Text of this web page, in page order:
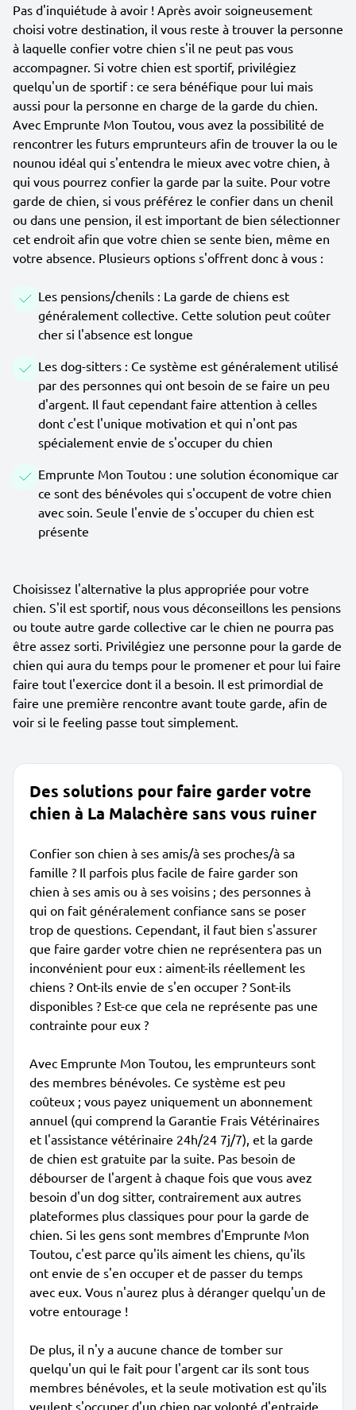
Pas d'inquiétude à avoir ! Après avoir soigneusement
choisi votre destination, il vous reste à trouver la personne
à laquelle confier votre chien s'il ne peut pas vous
accompagner. Si votre chien est sportif, privilégiez
quelqu'un de sportif : ce sera bénéfique pour lui mais
aussi pour la personne en charge de la garde du chien.
Avec Emprunte Mon Toutou, vous avez la possibilité de
rencontrer les futurs emprunteurs afin de trouver la ou le
nounou idéal qui s'entendra le mieux avec votre chien, à
qui vous pourrez confier la garde par la suite. Pour votre
garde de chien, si vous préférez le confier dans un chenil
ou dans une pension, il est important de bien sélectionner
cet endroit afin que votre chien se sente bien, même en
votre absence. Plusieurs options s'offrent donc à vous :
Les pensions/chenils : La garde de chiens est
généralement collective. Cette solution peut coûter
cher si l'absence est longue
Les dog-sitters : Ce système est généralement utilisé
par des personnes qui ont besoin de se faire un peu
d'argent. Il faut cependant faire attention à celles
dont c'est l'unique motivation et qui n'ont pas
spécialement envie de s'occuper du chien
Emprunte Mon Toutou : une solution économique car
ce sont des bénévoles qui s'occupent de votre chien
avec soin. Seule l'envie de s'occuper du chien est
présente
Choisissez l'alternative la plus appropriée pour votre
chien. S'il est sportif, nous vous déconseillons les pensions
ou toute autre garde collective car le chien ne pourra pas
être assez sorti. Privilégiez une personne pour la garde de
chien qui aura du temps pour le promener et pour lui faire
faire tout l'exercice dont il a besoin. Il est primordial de
faire une première rencontre avant toute garde, afin de
voir si le feeling passe tout simplement.
Des solutions pour faire garder votre
chien à La Malachère sans vous ruiner
Confier son chien à ses amis/à ses proches/à sa
famille ? Il parfois plus facile de faire garder son
chien à ses amis ou à ses voisins ; des personnes à
qui on fait généralement confiance sans se poser
trop de questions. Cependant, il faut bien s'assurer
que faire garder votre chien ne représentera pas un
inconvénient pour eux : aiment-ils réellement les
chiens ? Ont-ils envie de s'en occuper ? Sont-ils
disponibles ? Est-ce que cela ne représente pas une
contrainte pour eux ?
Avec Emprunte Mon Toutou, les emprunteurs sont
des membres bénévoles. Ce système est peu
coûteux ; vous payez uniquement un abonnement
annuel (qui comprend la Garantie Frais Vétérinaires
et l'assistance vétérinaire 24h/24 7j/7), et la garde
de chien est gratuite par la suite. Pas besoin de
débourser de l'argent à chaque fois que vous avez
besoin d'un dog sitter, contrairement aux autres
plateformes plus classiques pour pour la garde de
chien. Si les gens sont membres d'Emprunte Mon
Toutou, c'est parce qu'ils aiment les chiens, qu'ils
ont envie de s'en occuper et de passer du temps
avec eux. Vous n'aurez plus à déranger quelqu'un de
votre entourage !
De plus, il n'y a aucune chance de tomber sur
quelqu'un qui le fait pour l'argent car ils sont tous
membres bénévoles, et la seule motivation est qu'ils
veulent s'occuper d'un chien par volonté d'entraide.